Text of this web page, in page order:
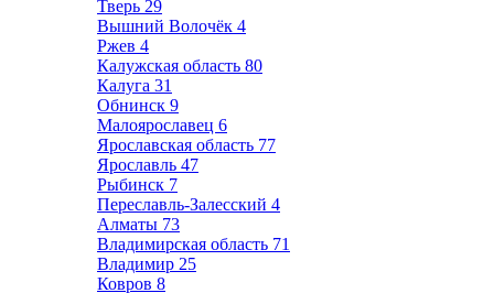
Тверь 29
Вышний Волочёк 4
Ржев 4
Калужская область 80
Калуга 31
Обнинск 9
Малоярославец 6
Ярославская область 77
Ярославль 47
Рыбинск 7
Переславль-Залесский 4
Алматы 73
Владимирская область 71
Владимир 25
Ковров 8